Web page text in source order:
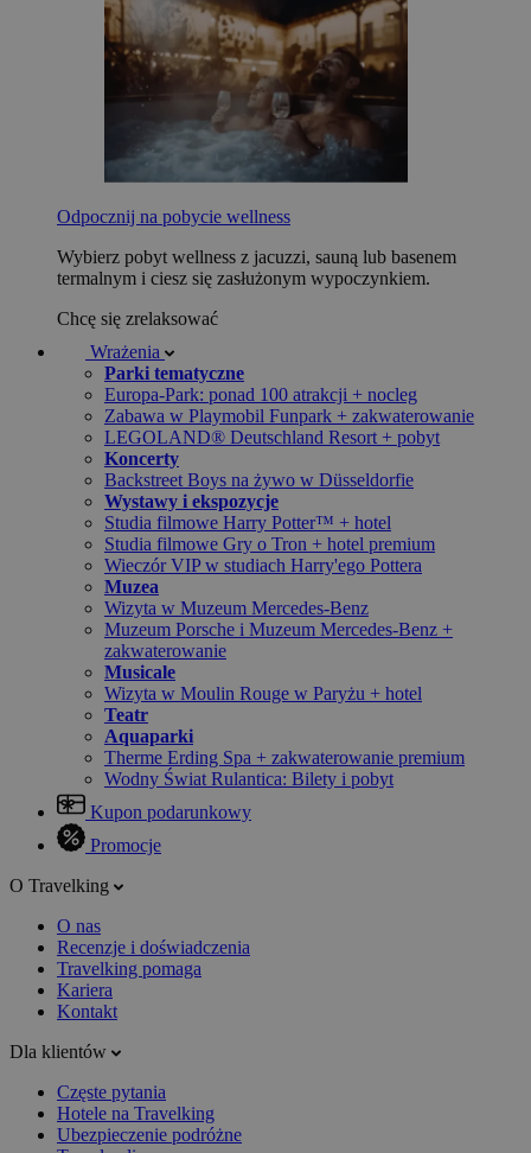
Odpocznij na pobycie wellness
Wybierz pobyt wellness z jacuzzi, sauną lub basenem
termalnym i ciesz się zasłużonym wypoczynkiem.
Chcę się zrelaksować
Wrażenia
Parki tematyczne
Europa-Park: ponad 100 atrakcji + nocleg
Zabawa w Playmobil Funpark + zakwaterowanie
LEGOLAND® Deutschland Resort + pobyt
Koncerty
Backstreet Boys na żywo w Düsseldorfie
Wystawy i ekspozycje
Studia filmowe Harry Potter™ + hotel
Studia filmowe Gry o Tron + hotel premium
Wieczór VIP w studiach Harry'ego Pottera
Muzea
Wizyta w Muzeum Mercedes-Benz
Muzeum Porsche i Muzeum Mercedes-Benz +
zakwaterowanie
Musicale
Wizyta w Moulin Rouge w Paryżu + hotel
Teatr
Aquaparki
Therme Erding Spa + zakwaterowanie premium
Wodny Świat Rulantica: Bilety i pobyt
Kupon podarunkowy
Promocje
O Travelking
O nas
Recenzje i doświadczenia
Travelking pomaga
Kariera
Kontakt
Dla klientów
Częste pytania
Hotele na Travelking
Ubezpieczenie podróżne